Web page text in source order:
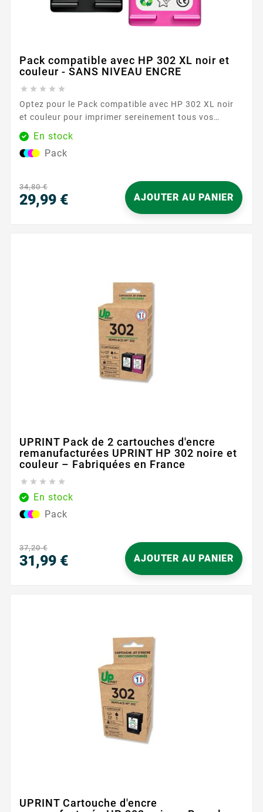
Pack compatible avec HP 302 XL noir et
couleur - SANS NIVEAU ENCRE
    
Optez pour le Pack compatible avec HP 302 XL noir
et couleur pour imprimer sereinement tous vos
documents du quotidien. Conçu pour les imprimantes
acceptant la référence HP 302 , ce duo réunit une
cartouche noire et une cartouche couleur au format
régularité. Vous profitez d’une...
En stock
Pack
34,80 €
29,99 € AJOUTER AU PANIER
UPRINT Pack de 2 cartouches d'encre
remanufacturées UPRINT HP 302 noire et
couleur – Fabriquées en France
    
En stock
Pack
37,20 €
31,99 € AJOUTER AU PANIER
UPRINT Cartouche d'encre